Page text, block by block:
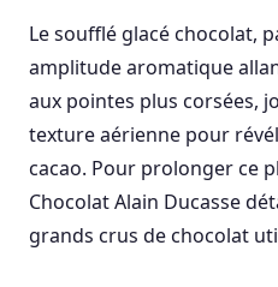
Le soufflé glacé chocolat,
amplitude aromatique
aux pointes plus corsées,
texture aérienne pour
cacao. Pour prolonger ce
Chocolat Alain Ducasse
grands crus de chocolat